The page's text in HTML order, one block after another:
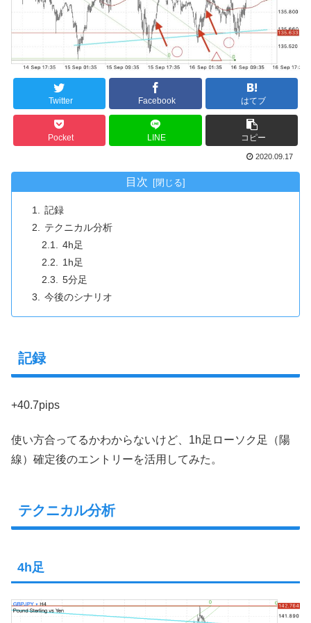
Twitter Facebook はてブ
Pocket LINE コピー
2020.09.17
目次
記録
テクニカル分析
4h足
1h足
5分足
今後のシナリオ
記録
+40.7pips
使い方合ってるかわからないけど、1h足ローソク足（陽
線）確定後のエントリーを活用してみた。
テクニカル分析
4h足